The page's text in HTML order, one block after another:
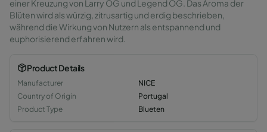
einer Kreuzung von Larry OG und Legend OG. Das Aroma der
Blüten wird als würzig, zitrusartig und erdig beschrieben,
während die Wirkung von Nutzern als entspannend und
euphorisierend erfahren wird.
Product Details
Manufacturer
NICE
Country of Origin
Portugal
Product Type
Blueten